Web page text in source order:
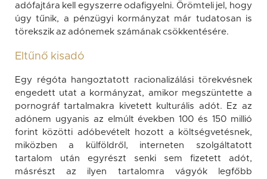
adófajtára kell egyszerre odafigyelni. Örömteli jel, hogy
úgy tűnik, a pénzügyi kormányzat már tudatosan is
törekszik az adónemek számának csökkentésére.
Eltűnő kisadó
Egy régóta hangoztatott racionalizálási törekvésnek
engedett utat a kormányzat, amikor megszüntette a
pornográf tartalmakra kivetett kulturális adót. Ez az
adónem ugyanis az elmúlt években 100 és 150 millió
forint közötti adóbevételt hozott a költségvetésnek,
miközben a külföldről, interneten szolgáltatott
tartalom után egyrészt senki sem fizetett adót,
másrészt az ilyen tartalomra vágyók legfőbb